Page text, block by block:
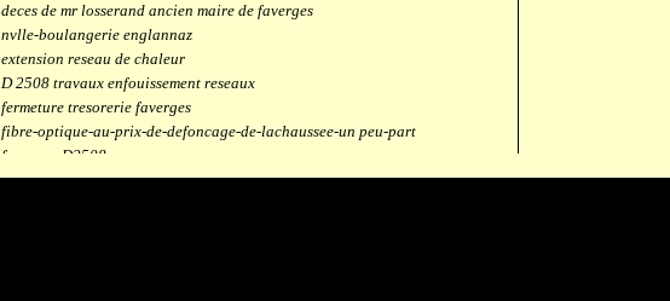
deces de mr losserand ancien maire de faverges
nvlle-boulangerie englannaz
extension reseau de chaleur
D 2508 travaux enfouissement reseaux
fermeture tresorerie faverges
fibre-optique-au-prix-de-defoncage-de-lachaussee-un peu-part
faverges-D2508
staubli